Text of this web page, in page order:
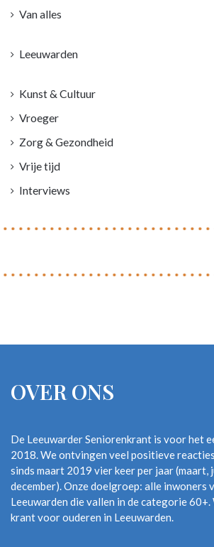
Van alles
Leeuwarden
Kunst & Cultuur
Vroeger
Zorg & Gezondheid
Vrije tijd
Interviews
OVER ONS
De Leeuwarder Seniorenkrant is voor het
2018. We ontvingen veel positieve
sinds maart 2019 vier keer per jaar (maart,
december). Onze doelgroep: alle inwoners
Leeuwarden die vallen in de categorie 60+.
krant voor ouderen in Leeuwarden.